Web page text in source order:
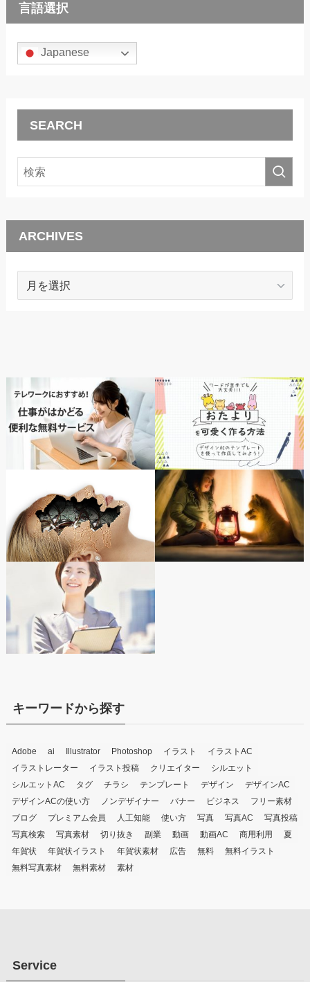
言語選択
Japanese
SEARCH
ARCHIVES
ARCHIVES
キーワードから探す
Adobe ai Illustrator Photoshop イラスト
イラストAC
イラストレーター
イラスト投稿 クリエイター
シルエット
シルエットAC
タグ チラシ テンプレート デザイン
デザインAC
デザインACの使い方
ノンデザイナー バナー ビジネス
フリー素材
ブログ
プレミアム会員 人工知能 使い方 写真 写真AC
写真投稿
写真検索
写真素材 切り抜き 副業 動画 動画AC 商用利用
夏
年賀状
年賀状イラスト 年賀状素材 広告 無料
無料イラスト
無料写真素材
無料素材 素材
Service